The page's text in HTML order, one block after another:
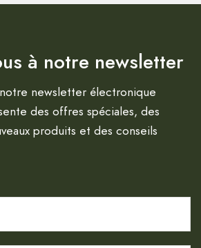
à notre newsletter
newsletter électronique
des offres spéciales, des
produits et des conseils